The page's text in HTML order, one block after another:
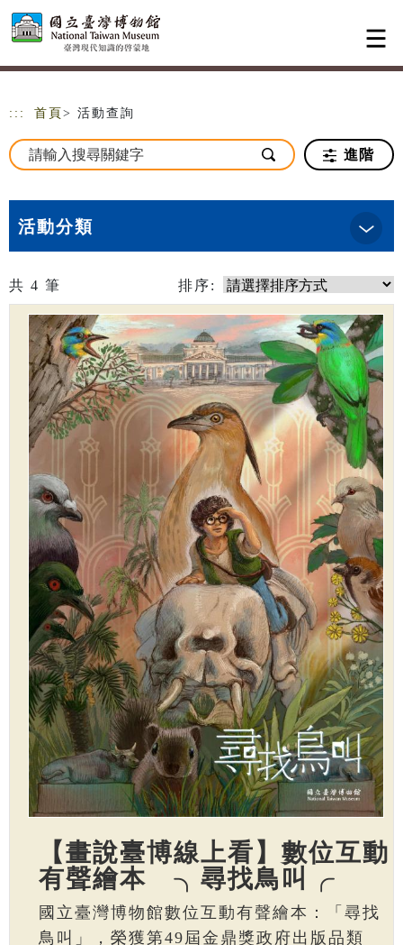
跳到主要內容
網站導覽
::: 首頁 > 活動查詢
進階
活動分類
共 4 筆 排序:
【畫說臺博線上看】數位互動
有聲繪本 ╮尋找鳥叫╭
國立臺灣博物館數位互動有聲繪本：「尋找
鳥叫」，榮獲第49屆金鼎獎政府出版品類